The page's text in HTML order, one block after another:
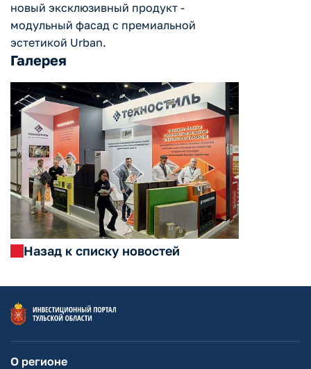
новый эксклюзивный продукт -
модульный фасад с премиальной
эстетикой Urban.
Галерея
Назад к списку новостей
О регионе